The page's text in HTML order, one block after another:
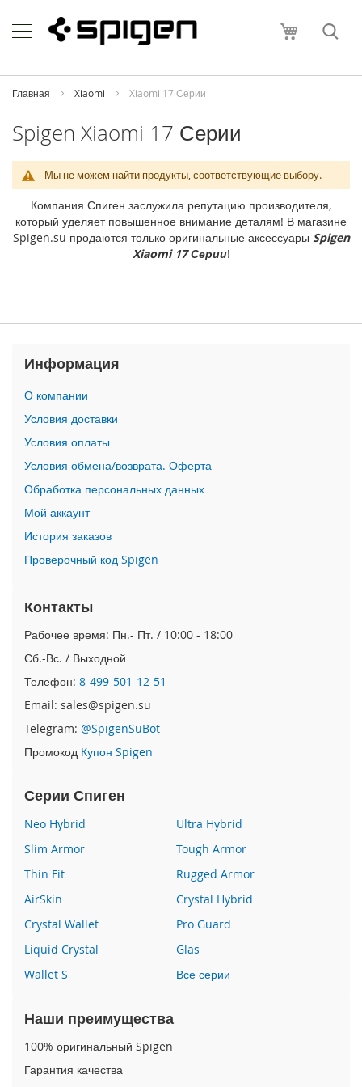
to
Content
Моя
h
o
i
P
h
e
1
M
P
h
o
n
e
1
7
P
r
o
i
o
n
e
A
i
r
i
P
h
e
7
P
h
o
n
1
6
P
o
a
Главная Xiaomi Xiaomi 17 Серии
Spigen Xiaomi 17 Серии
Мы не можем найти продукты, соответствующие выбору.
Компания Спиген заслужила репутацию производителя,
который уделяет повышенное внимание деталям! В магазине
Spigen.su продаются только оригинальные аксессуары Spigen
Xiaomi 17 Серии!
Информация
О компании
Условия доставки
Условия оплаты
Условия обмена/возврата. Оферта
Обработка персональных данных
Мой аккаунт
История заказов
Проверочный код Spigen
Контакты
Рабочее время: Пн.- Пт. / 10:00 - 18:00
Сб.-Вс. / Выходной
Телефон: 8-499-501-12-51
Email: sales@spigen.su
Telegram: @SpigenSuBot
Промокод Купон Spigen
Серии Спиген
Neo Hybrid
Ultra Hybrid
Slim Armor
Tough Armor
Thin Fit
Rugged Armor
AirSkin
Crystal Hybrid
Crystal Wallet
Pro Guard
Liquid Crystal
Glas
Wallet S
Все серии
Наши преимущества
100% оригинальный Spigen
Гарантия качества